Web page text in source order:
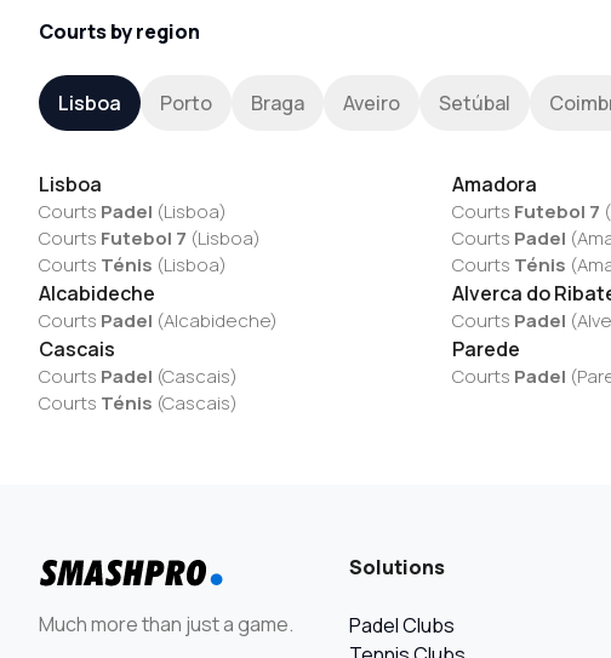
Courts by region
Lisboa Porto Braga Aveiro Setúbal
Lisboa
Courts Padel (Lisboa)
Courts Futebol 7 (Lisboa)
Courts Ténis (Lisboa)
Alcabideche
Courts Padel (Alcabideche)
Cascais
Courts Padel (Cascais)
Courts Ténis (Cascais)
Amadora
Courts Futebol 7 (
Courts Padel (
Courts Ténis (
Alverca do
Courts Padel (
Parede
Courts Padel (
Much more than just a game.
Solutions
Padel Clubs